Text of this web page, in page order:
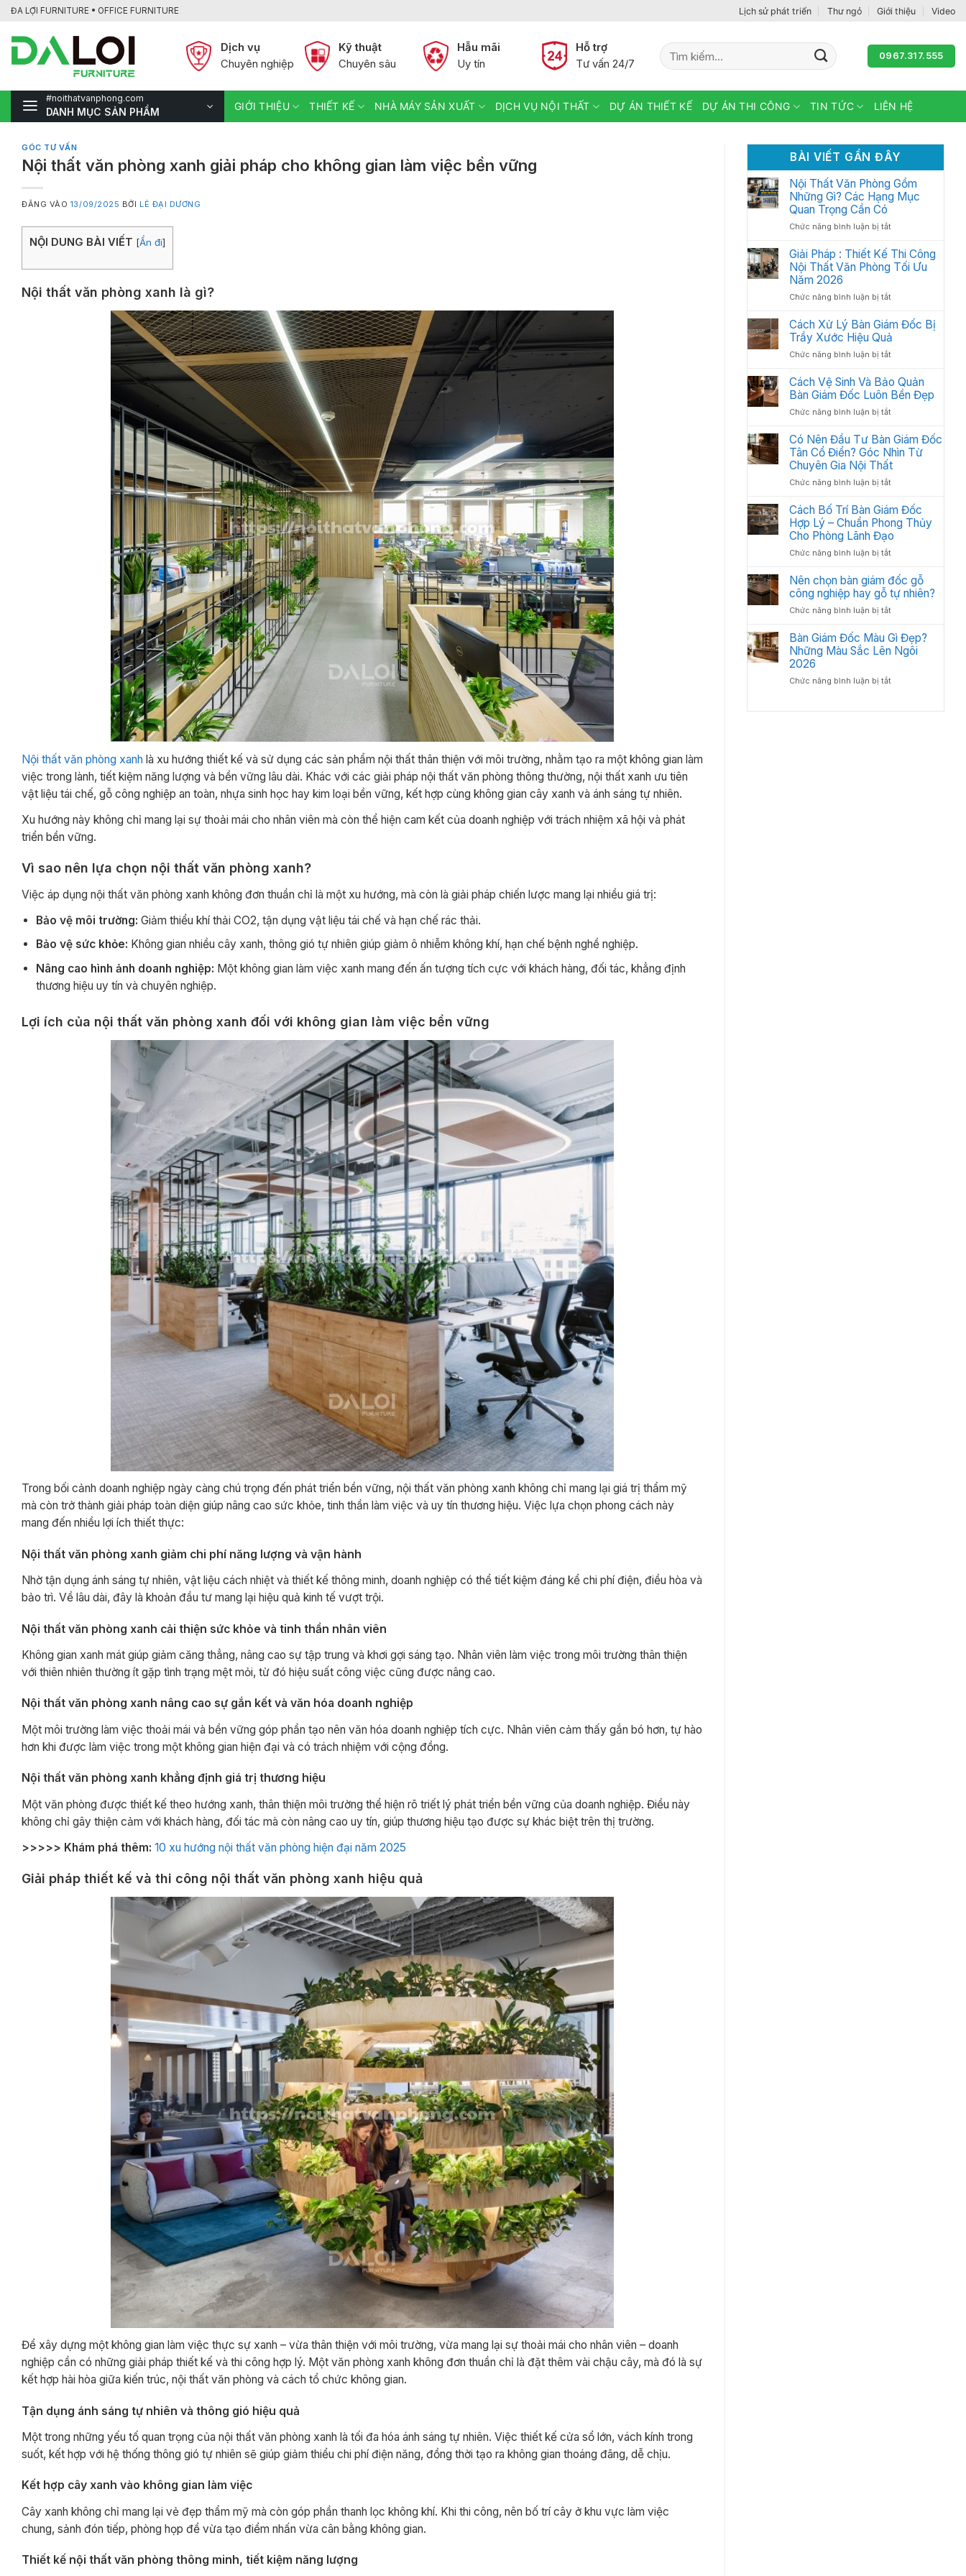
Bỏ
nội
dung
ĐA LỢI FURNITURE • OFFICE FURNITURE Lịch sử phát triển Thư ngỏ Giới thiệu Video
Dịch vụ
Chuyên nghiệp
Kỹ thuật
Chuyên sâu
Hẫu mãi
Uy tín
Hỗ trợ
Tư vấn 24/7
Tìm
kiếm:
0967.317.555
#noithatvanphong.com
DANH MỤC SẢN PHẨM GIỚI THIỆU THIẾT KẾ NHÀ MÁY SẢN XUẤT DỊCH VỤ NỘI THẤT DỰ ÁN THIẾT KẾ DỰ ÁN THI CÔNG TIN TỨC LIÊN HỆ
GÓC TƯ VẤN
Nội thất văn phòng xanh giải pháp cho không gian làm việc bền vững
ĐĂNG VÀO 13/09/2025 BỞI LÊ ĐẠI DƯƠNG
NỘI DUNG BÀI VIẾT [Ẩn đi]
Nội thất văn phòng xanh là gì?
Nội thất văn phòng xanh là xu hướng thiết kế và sử dụng các sản phẩm nội thất thân thiện với môi trường, nhằm tạo ra một không gian làm
việc trong lành, tiết kiệm năng lượng và bền vững lâu dài. Khác với các giải pháp nội thất văn phòng thông thường, nội thất xanh ưu tiên
vật liệu tái chế, gỗ công nghiệp an toàn, nhựa sinh học hay kim loại bền vững, kết hợp cùng không gian cây xanh và ánh sáng tự nhiên.
Xu hướng này không chỉ mang lại sự thoải mái cho nhân viên mà còn thể hiện cam kết của doanh nghiệp với trách nhiệm xã hội và phát
triển bền vững.
Vì sao nên lựa chọn nội thất văn phòng xanh?
Việc áp dụng nội thất văn phòng xanh không đơn thuần chỉ là một xu hướng, mà còn là giải pháp chiến lược mang lại nhiều giá trị:
Bảo vệ môi trường: Giảm thiểu khí thải CO2, tận dụng vật liệu tái chế và hạn chế rác thải.
Bảo vệ sức khỏe: Không gian nhiều cây xanh, thông gió tự nhiên giúp giảm ô nhiễm không khí, hạn chế bệnh nghề nghiệp.
Nâng cao hình ảnh doanh nghiệp: Một không gian làm việc xanh mang đến ấn tượng tích cực với khách hàng, đối tác, khẳng định
thương hiệu uy tín và chuyên nghiệp.
Lợi ích của nội thất văn phòng xanh đối với không gian làm việc bền vững
Trong bối cảnh doanh nghiệp ngày càng chú trọng đến phát triển bền vững, nội thất văn phòng xanh không chỉ mang lại giá trị thẩm mỹ
mà còn trở thành giải pháp toàn diện giúp nâng cao sức khỏe, tinh thần làm việc và uy tín thương hiệu. Việc lựa chọn phong cách này
mang đến nhiều lợi ích thiết thực:
Nội thất văn phòng xanh giảm chi phí năng lượng và vận hành
Nhờ tận dụng ánh sáng tự nhiên, vật liệu cách nhiệt và thiết kế thông minh, doanh nghiệp có thể tiết kiệm đáng kể chi phí điện, điều hòa và
bảo trì. Về lâu dài, đây là khoản đầu tư mang lại hiệu quả kinh tế vượt trội.
Nội thất văn phòng xanh cải thiện sức khỏe và tinh thần nhân viên
Không gian xanh mát giúp giảm căng thẳng, nâng cao sự tập trung và khơi gợi sáng tạo. Nhân viên làm việc trong môi trường thân thiện
với thiên nhiên thường ít gặp tình trạng mệt mỏi, từ đó hiệu suất công việc cũng được nâng cao.
Nội thất văn phòng xanh nâng cao sự gắn kết và văn hóa doanh nghiệp
Một môi trường làm việc thoải mái và bền vững góp phần tạo nên văn hóa doanh nghiệp tích cực. Nhân viên cảm thấy gắn bó hơn, tự hào
hơn khi được làm việc trong một không gian hiện đại và có trách nhiệm với cộng đồng.
Nội thất văn phòng xanh khẳng định giá trị thương hiệu
Một văn phòng được thiết kế theo hướng xanh, thân thiện môi trường thể hiện rõ triết lý phát triển bền vững của doanh nghiệp. Điều này
không chỉ gây thiện cảm với khách hàng, đối tác mà còn nâng cao uy tín, giúp thương hiệu tạo được sự khác biệt trên thị trường.
>>>>> Khám phá thêm: 10 xu hướng nội thất văn phòng hiện đại năm 2025
Giải pháp thiết kế và thi công nội thất văn phòng xanh hiệu quả
Để xây dựng một không gian làm việc thực sự xanh – vừa thân thiện với môi trường, vừa mang lại sự thoải mái cho nhân viên – doanh
nghiệp cần có những giải pháp thiết kế và thi công hợp lý. Một văn phòng xanh không đơn thuần chỉ là đặt thêm vài chậu cây, mà đó là sự
kết hợp hài hòa giữa kiến trúc, nội thất văn phòng và cách tổ chức không gian.
Tận dụng ánh sáng tự nhiên và thông gió hiệu quả
Một trong những yếu tố quan trọng của nội thất văn phòng xanh là tối đa hóa ánh sáng tự nhiên. Việc thiết kế cửa sổ lớn, vách kính trong
suốt, kết hợp với hệ thống thông gió tự nhiên sẽ giúp giảm thiểu chi phí điện năng, đồng thời tạo ra không gian thoáng đãng, dễ chịu.
Kết hợp cây xanh vào không gian làm việc
Cây xanh không chỉ mang lại vẻ đẹp thẩm mỹ mà còn góp phần thanh lọc không khí. Khi thi công, nên bố trí cây ở khu vực làm việc
chung, sảnh đón tiếp, phòng họp để vừa tạo điểm nhấn vừa cân bằng không gian.
Thiết kế nội thất văn phòng thông minh, tiết kiệm năng lượng
BÀI VIẾT GẦN ĐÂY
Nội Thất Văn Phòng Gồm
Những Gì? Các Hạng Mục
Quan Trọng Cần Có
Chức năng bình luận bị tắtở
Thất
Văn
Phòng
Những
Các
Hạng
Quan
Cần
Có
Giải Pháp : Thiết Kế Thi Công
Nội Thất Văn Phòng Tối Ưu
Năm 2026
Chức năng bình luận bị tắtở
Pháp
Kế
Công
Nội
Tối
Ưu
Năm
2026
Cách Xử Lý Bàn Giám Đốc Bị
Trầy Xước Hiệu Quả
Chức năng bình luận bị tắtở
Xử
Lý
Bàn
Giám
Bị
Trầy
Xước
Quả
Cách Vệ Sinh Và Bảo Quản
Bàn Giám Đốc Luôn Bền Đẹp
Chức năng bình luận bị tắtở
Vệ
Sinh
Và
Bảo
Quản
Giám
Đốc
Luôn
Đẹp
Có Nên Đầu Tư Bàn Giám Đốc
Tân Cổ Điển? Góc Nhìn Từ
Chuyên Gia Nội Thất
Chức năng bình luận bị tắtở
Nên
Đầu
Tư
Bàn
Giám
Tân
Cổ
Góc
Từ
Chuyên
Nội
Cách Bố Trí Bàn Giám Đốc
Hợp Lý – Chuẩn Phong Thủy
Cho Phòng Lãnh Đạo
Chức năng bình luận bị tắtở
Bố
Trí
Bàn
Giám
Hợp
Lý
Phong
Cho
Nên chọn bàn giám đốc gỗ
công nghiệp hay gỗ tự nhiên?
Chức năng bình luận bị tắtở
chọn
bàn
giám
gỗ
Bàn Giám Đốc Màu Gì Đẹp?
Những Màu Sắc Lên Ngôi
2026
Chức năng bình luận bị tắtở